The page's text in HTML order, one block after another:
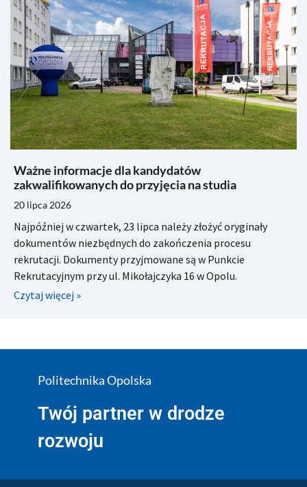
Ważne informacje dla kandydatów
zakwalifikowanych do przyjęcia na studia
20 lipca 2026
Najpóźniej w czwartek, 23 lipca należy złożyć oryginały
dokumentów niezbędnych do zakończenia procesu
rekrutacji. Dokumenty przyjmowane są w Punkcie
Rekrutacyjnym przy ul. Mikołajczyka 16 w Opolu.
Czytaj więcej »
Politechnika Opolska
Twój partner w drodze
rozwoju